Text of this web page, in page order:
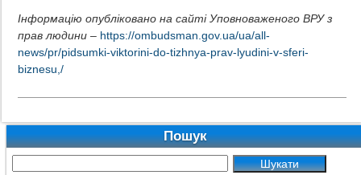
Інформацію опубліковано на сайті Уповноваженого ВРУ з
прав людини – https://ombudsman.gov.ua/ua/all-
news/pr/pіdsumki-vіktorini-do-tizhnya-prav-lyudini-v-sferі-
bіznesu,/
Пошук